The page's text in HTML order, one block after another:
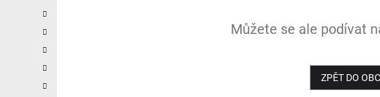
Můžete se ale podívat
ZPĚT DO